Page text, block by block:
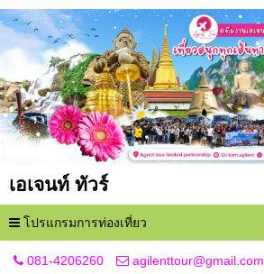
เอเจนท์ ทัวร์
โปรแกรมการท่องเที่ยว
081-4206260
agilenttour@gmail.com